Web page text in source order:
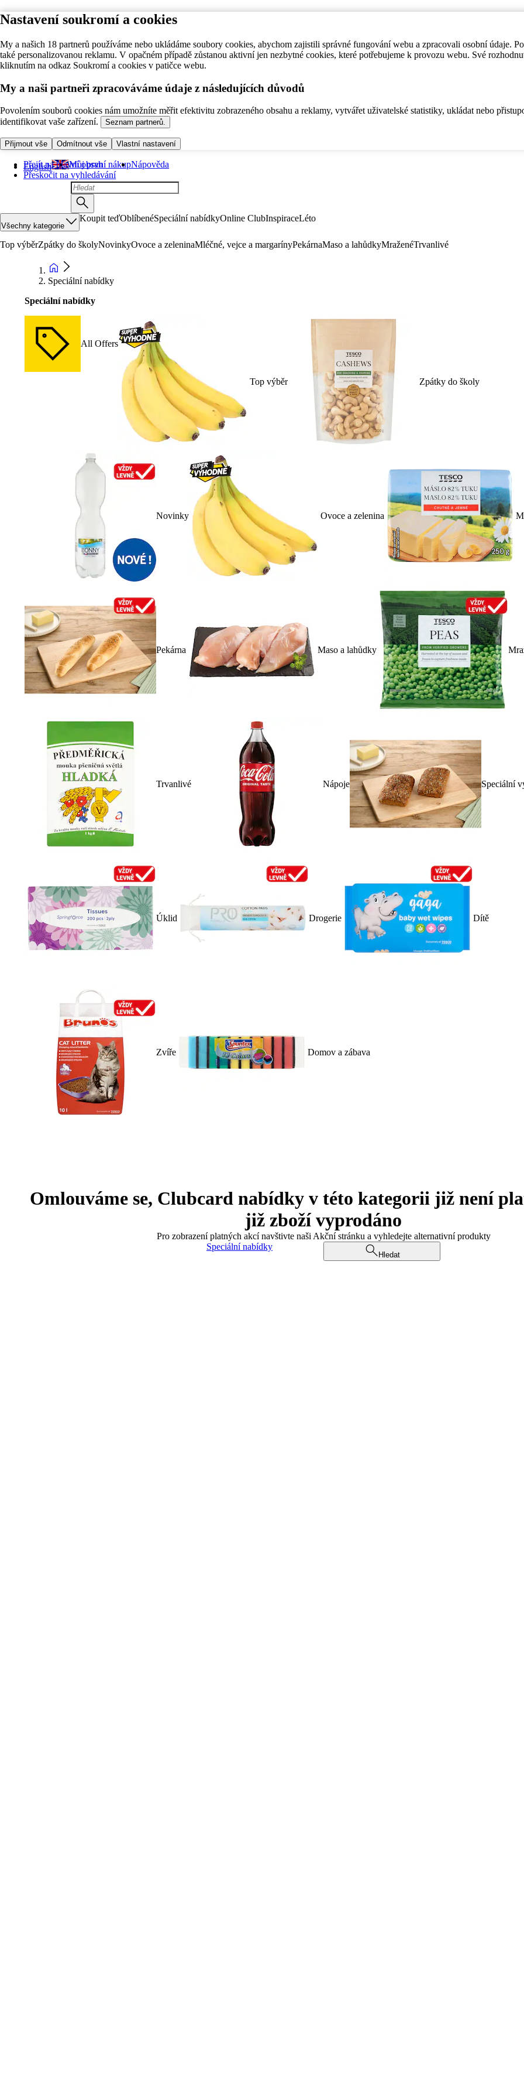
Nastavení soukromí a cookies
My a našich 18 partnerů používáme nebo ukládáme soubory cookies, abychom zajistili správné fungování webu a zpracovali osobní údaje.
také personalizovanou reklamu. V opačném případě zůstanou aktivní jen nezbytné cookies, které potřebujeme k provozu webu. Své
kliknutím na odkaz Soukromí a cookies v patičce webu.
My a naši partneři zpracováváme údaje z následujících důvodů
Povolením souborů cookies nám umožníte měřit efektivitu zobrazeného obsahu a reklamy, vytvářet uživatelské statistiky, ukládat nebo
identifikovat vaše zařízení.
Seznam partnerů.
Přijmout vše Odmítnout vše Vlastní nastavení
Přejít na hlavní obsah
Přeskočit na vyhledávání
English Můj první nákupNápověda
Všechny kategorie
Koupit teďOblíbenéSpeciální nabídkyOnline ClubInspiraceLéto
Top výběrZpátky do školyNovinkyOvoce a zeleninaMléčné, vejce a margarínyPekárnaMaso a lahůdkyMraženéTrvanlivé
Speciální nabídky
Speciální nabídky
All Offers
Top výběr Zpátky do školy
Novinky Ovoce a zelenina
Pekárna Maso a lahůdky
Trvanlivé Nápoje Speciální
Úklid Drogerie Dítě
Zvíře Domov a zábava
Omlouváme se, Clubcard nabídky v této kategorii již není
již zboží vyprodáno
Pro zobrazení platných akcí navštivte naši Akční stránku a vyhledejte alternativní produkty
Speciální nabídky
Hledat